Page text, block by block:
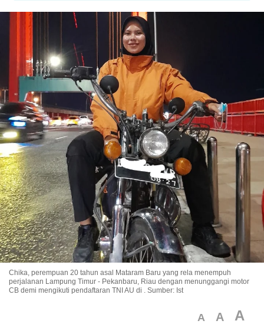
Chika, perempuan 20 tahun asal Mataram Baru yang rela menempuh
perjalanan Lampung Timur - Pekanbaru, Riau dengan menunggangi motor
CB demi mengikuti pendaftaran TNI AU di . Sumber: Ist
A A A